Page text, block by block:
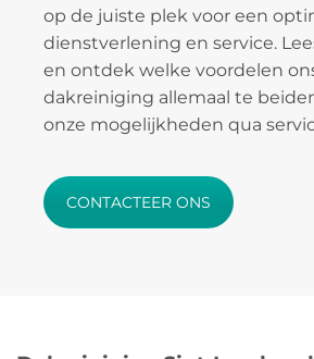
op de juiste plek voor een
dienstverlening en service.
en ontdek welke voordelen
dakreiniging allemaal te
onze mogelijkheden qua
CONTACTEER ONS